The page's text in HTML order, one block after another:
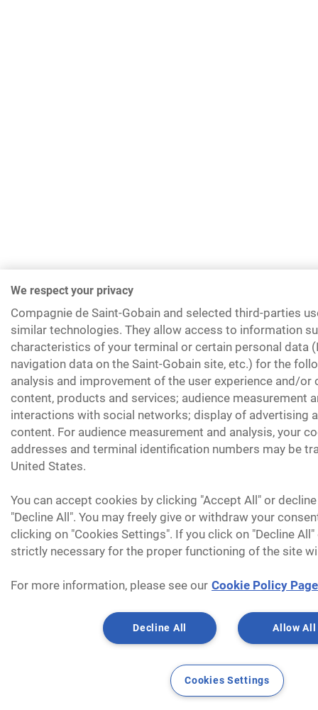
We respect your privacy
Compagnie de Saint-Gobain and selected third-parties
similar technologies. They allow access to information
characteristics of your terminal or certain personal data
navigation data on the Saint-Gobain site, etc.) for the
analysis and improvement of the user experience and/or
content, products and services; audience measurement
interactions with social networks; display of advertising
content. For audience measurement and analysis, your
addresses and terminal identification numbers may be
United States.
You can accept cookies by clicking "Accept All" or
"Decline All". You may freely give or withdraw your
clicking on "Cookies Settings". If you click on "Decline
strictly necessary for the proper functioning of the site
For more information, please see our Cookie Policy Page
Allow All
Decline All
Cookies Settings